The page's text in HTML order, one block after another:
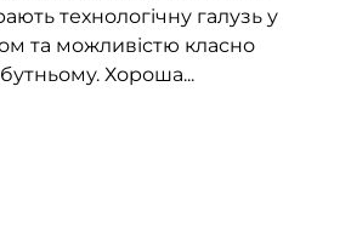
технологічну галузь у
та можливістю класно
Хороша...